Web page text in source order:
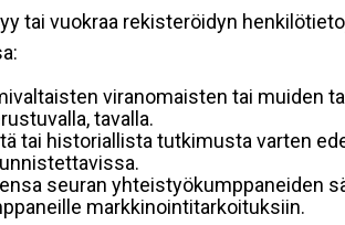
tai vuokraa rekisteröidyn
viranomaisten tai muiden
tavalla.
tai historiallista tutkimusta varten
seuran yhteistyökumppaneiden
markkinointitarkoituksiin.